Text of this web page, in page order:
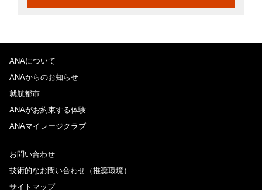
ANAについて
ANAからのお知らせ
就航都市
ANAがお約束する体験
ANAマイレージクラブ
お問い合わせ
技術的なお問い合わせ（推奨環境）
サイトマップ